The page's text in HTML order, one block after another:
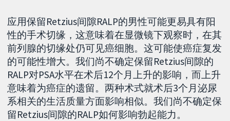
应用保留Retzius间隙RALP的男性可能更易具有阳
性的手术切缘，这意味着在显微镜下观察时，在其
前列腺的切缘处仍可见癌细胞。这可能使癌症复发
的可能性增大。我们尚不确定保留Retzius间隙的
RALP对PSA水平在术后12个月上升的影响，而上升
意味着为癌症的遗留。两种术式就术后3个月泌尿
系相关的生活质量方面影响相似。我们尚不确定保
留Retzius间隙的RALP如何影响勃起能力。